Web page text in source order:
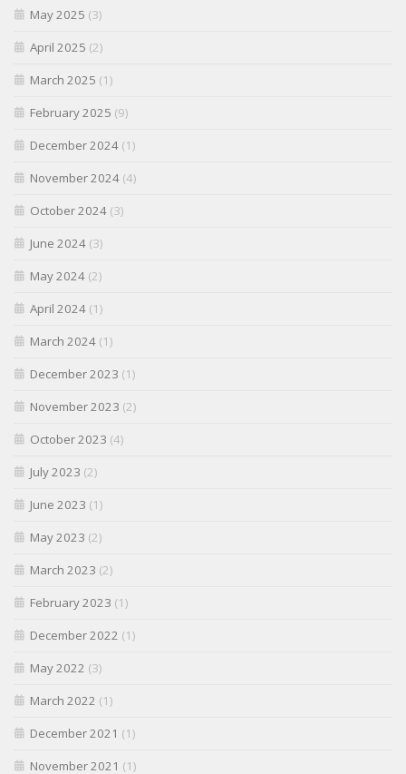
May 2025 (3)
April 2025 (2)
March 2025 (1)
February 2025 (9)
December 2024 (1)
November 2024 (4)
October 2024 (3)
June 2024 (3)
May 2024 (2)
April 2024 (1)
March 2024 (1)
December 2023 (1)
November 2023 (2)
October 2023 (4)
July 2023 (2)
June 2023 (1)
May 2023 (2)
March 2023 (2)
February 2023 (1)
December 2022 (1)
May 2022 (3)
March 2022 (1)
December 2021 (1)
November 2021 (1)